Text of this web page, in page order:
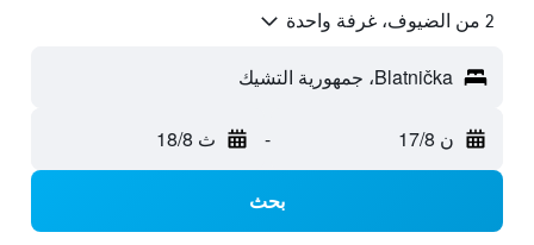
2 من الضيوف، غرفة واحدة
Blatnička، جمهورية التشيك
ن 17/8 - ث 18/8
بحث